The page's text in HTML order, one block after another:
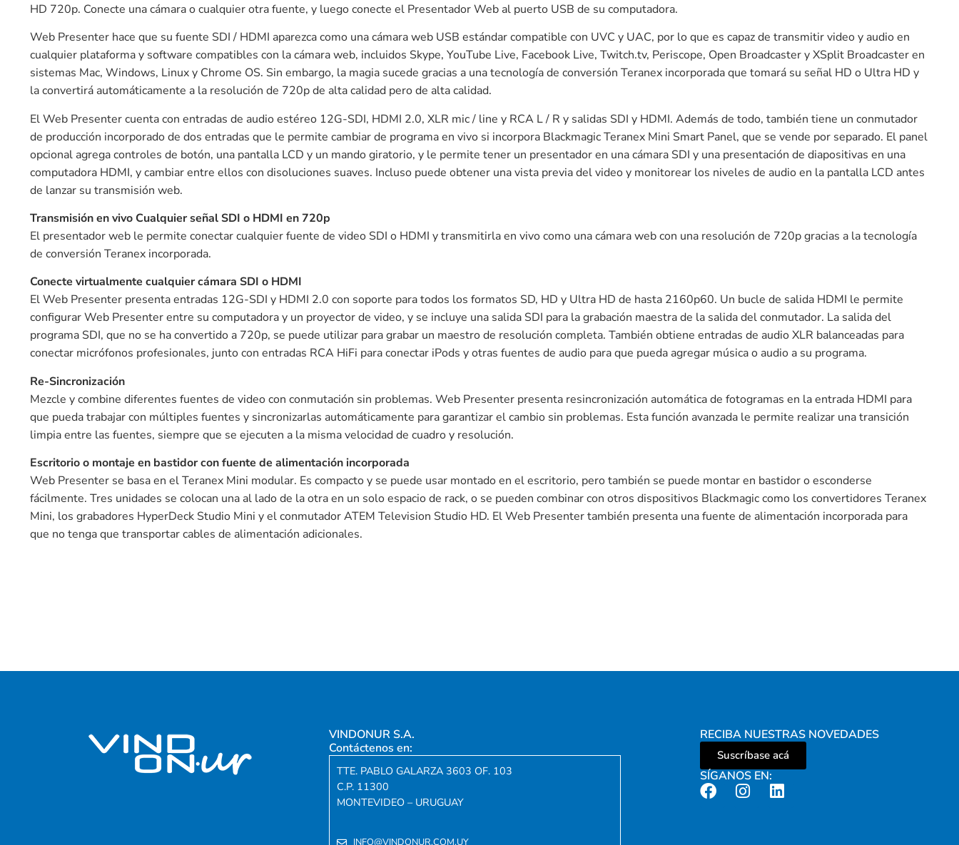
HD 720p. Conecte una cámara o cualquier otra fuente, y luego conecte el Presentador Web al puerto USB de su computadora.
Web Presenter hace que su fuente SDI / HDMI aparezca como una cámara web USB estándar compatible con UVC y UAC, por lo que es capaz de transmitir video y audio en
cualquier plataforma y software compatibles con la cámara web, incluidos Skype, YouTube Live, Facebook Live, Twitch.tv, Periscope, Open Broadcaster y XSplit Broadcaster en
sistemas Mac, Windows, Linux y Chrome OS. Sin embargo, la magia sucede gracias a una tecnología de conversión Teranex incorporada que tomará su señal HD o Ultra HD y
la convertirá automáticamente a la resolución de 720p de alta calidad pero de alta calidad.
El Web Presenter cuenta con entradas de audio estéreo 12G-SDI, HDMI 2.0, XLR mic / line y RCA L / R y salidas SDI y HDMI. Además de todo, también tiene un conmutador
de producción incorporado de dos entradas que le permite cambiar de programa en vivo si incorpora Blackmagic Teranex Mini Smart Panel, que se vende por separado. El panel
opcional agrega controles de botón, una pantalla LCD y un mando giratorio, y le permite tener un presentador en una cámara SDI y una presentación de diapositivas en una
computadora HDMI, y cambiar entre ellos con disoluciones suaves. Incluso puede obtener una vista previa del video y monitorear los niveles de audio en la pantalla LCD antes
de lanzar su transmisión web.
Transmisión en vivo Cualquier señal SDI o HDMI en 720p
El presentador web le permite conectar cualquier fuente de video SDI o HDMI y transmitirla en vivo como una cámara web con una resolución de 720p gracias a la tecnología
de conversión Teranex incorporada.
Conecte virtualmente cualquier cámara SDI o HDMI
El Web Presenter presenta entradas 12G-SDI y HDMI 2.0 con soporte para todos los formatos SD, HD y Ultra HD de hasta 2160p60. Un bucle de salida HDMI le permite
configurar Web Presenter entre su computadora y un proyector de video, y se incluye una salida SDI para la grabación maestra de la salida del conmutador. La salida del
programa SDI, que no se ha convertido a 720p, se puede utilizar para grabar un maestro de resolución completa. También obtiene entradas de audio XLR balanceadas para
conectar micrófonos profesionales, junto con entradas RCA HiFi para conectar iPods y otras fuentes de audio para que pueda agregar música o audio a su programa.
Re-Sincronización
Mezcle y combine diferentes fuentes de video con conmutación sin problemas. Web Presenter presenta resincronización automática de fotogramas en la entrada HDMI para
que pueda trabajar con múltiples fuentes y sincronizarlas automáticamente para garantizar el cambio sin problemas. Esta función avanzada le permite realizar una transición
limpia entre las fuentes, siempre que se ejecuten a la misma velocidad de cuadro y resolución.
Escritorio o montaje en bastidor con fuente de alimentación incorporada
Web Presenter se basa en el Teranex Mini modular. Es compacto y se puede usar montado en el escritorio, pero también se puede montar en bastidor o esconderse
fácilmente. Tres unidades se colocan una al lado de la otra en un solo espacio de rack, o se pueden combinar con otros dispositivos Blackmagic como los convertidores Teranex
Mini, los grabadores HyperDeck Studio Mini y el conmutador ATEM Television Studio HD. El Web Presenter también presenta una fuente de alimentación incorporada para
que no tenga que transportar cables de alimentación adicionales.
VINDONUR S.A.
Contáctenos en:
TTE. PABLO GALARZA 3603 OF. 103
C.P. 11300
MONTEVIDEO – URUGUAY
INFO@VINDONUR.COM.UY
RECIBA NUESTRAS NOVEDADES
Suscríbase acá
SÍGANOS EN: